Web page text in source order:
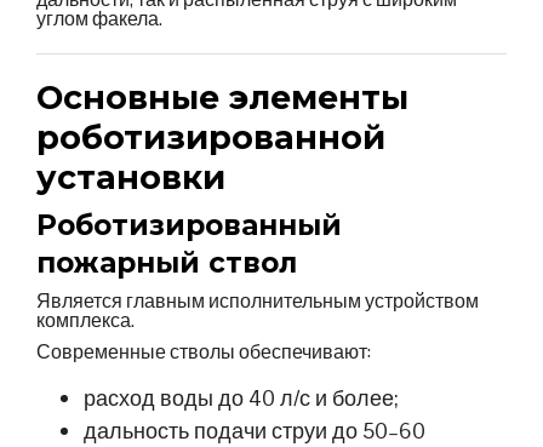
углом факела.
Основные элементы
роботизированной
установки
Роботизированный
пожарный ствол
Является главным исполнительным устройством
комплекса.
Современные стволы обеспечивают:
расход воды до 40 л/с и более;
дальность подачи струи до 50–60